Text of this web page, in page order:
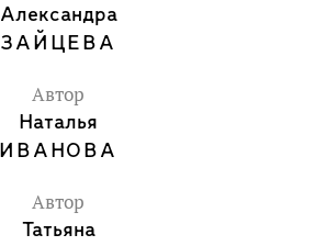
Александра
ЗАЙЦЕВА
Автор
Наталья
ИВАНОВА
Автор
Татьяна